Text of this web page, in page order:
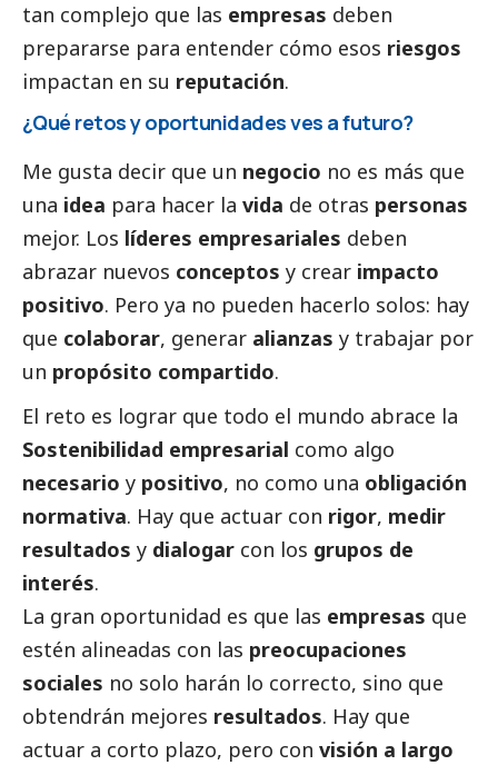
tan complejo que las empresas deben
prepararse para entender cómo esos riesgos
impactan en su reputación.
¿Qué retos y oportunidades ves a futuro?
Me gusta decir que un negocio no es más que
una idea para hacer la vida de otras personas
mejor. Los líderes empresariales deben
abrazar nuevos conceptos y crear impacto
positivo. Pero ya no pueden hacerlo solos: hay
que colaborar, generar alianzas y trabajar por
un propósito compartido.
El reto es lograr que todo el mundo abrace la
Sostenibilidad empresarial como algo
necesario y positivo, no como una obligación
normativa. Hay que actuar con rigor, medir
resultados y dialogar con los grupos de
interés.
La gran oportunidad es que las empresas que
estén alineadas con las preocupaciones
sociales no solo harán lo correcto, sino que
obtendrán mejores resultados. Hay que
actuar a corto plazo, pero con visión a largo